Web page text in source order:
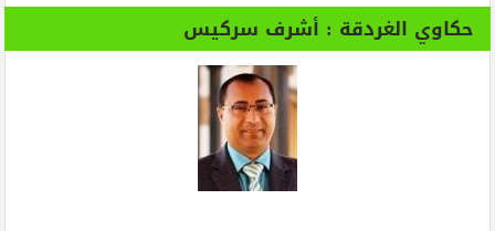
حكاوي الغردقة : أشرف سركيس